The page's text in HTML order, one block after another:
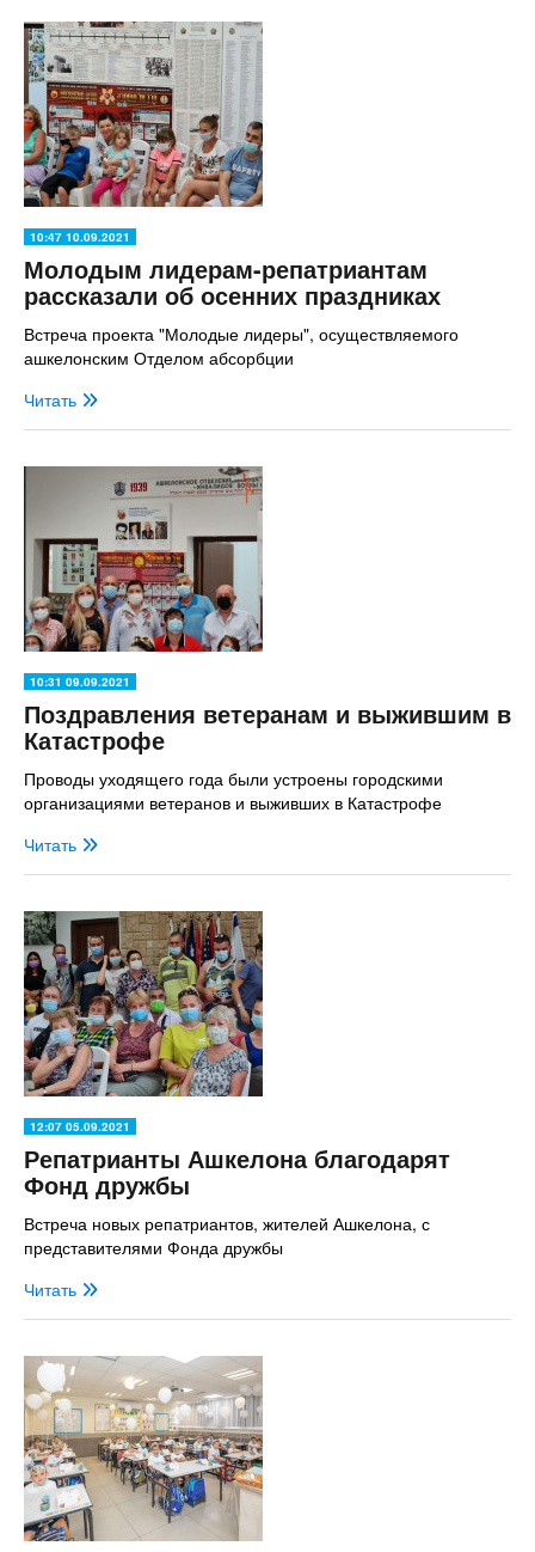
10:47 10.09.2021
Молодым лидерам-репатриантам
рассказали об осенних праздниках
Встреча проекта "Молодые лидеры", осуществляемого
ашкелонским Отделом абсорбции
Читать
10:31 09.09.2021
Поздравления ветеранам и выжившим в
Катастрофе
Проводы уходящего года были устроены городскими
организациями ветеранов и выживших в Катастрофе
Читать
12:07 05.09.2021
Репатрианты Ашкелона благодарят
Фонд дружбы
Встреча новых репатриантов, жителей Ашкелона, с
представителями Фонда дружбы
Читать